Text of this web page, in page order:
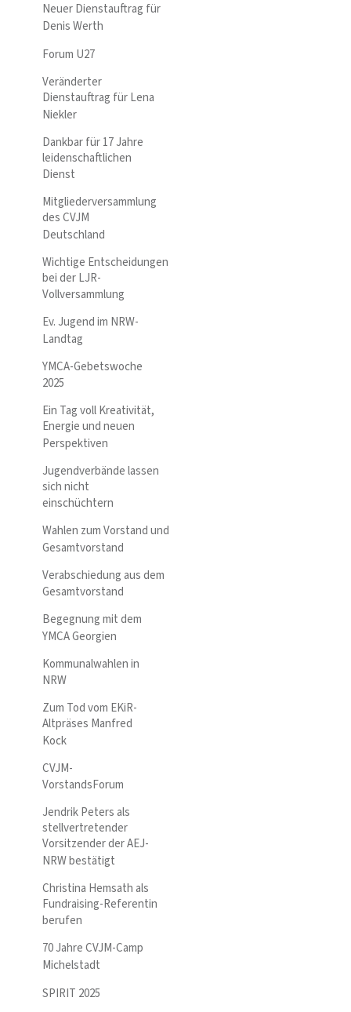
Neuer Dienstauftrag für
Denis Werth
Forum U27
Veränderter
Dienstauftrag für Lena
Niekler
Dankbar für 17 Jahre
leidenschaftlichen
Dienst
Mitgliederversammlung
des CVJM
Deutschland
Wichtige Entscheidungen
bei der LJR-
Vollversammlung
Ev. Jugend im NRW-
Landtag
YMCA-Gebetswoche
2025
Ein Tag voll Kreativität,
Energie und neuen
Perspektiven
Jugendverbände lassen
sich nicht
einschüchtern
Wahlen zum Vorstand und
Gesamtvorstand
Verabschiedung aus dem
Gesamtvorstand
Begegnung mit dem
YMCA Georgien
Kommunalwahlen in
NRW
Zum Tod vom EKiR-
Altpräses Manfred
Kock
CVJM-
VorstandsForum
Jendrik Peters als
stellvertretender
Vorsitzender der AEJ-
NRW bestätigt
Christina Hemsath als
Fundraising-Referentin
berufen
70 Jahre CVJM-Camp
Michelstadt
SPIRIT 2025